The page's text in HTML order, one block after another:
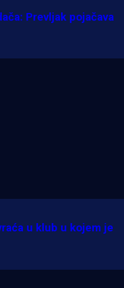
Prevljak pojačava
u klub u kojem je